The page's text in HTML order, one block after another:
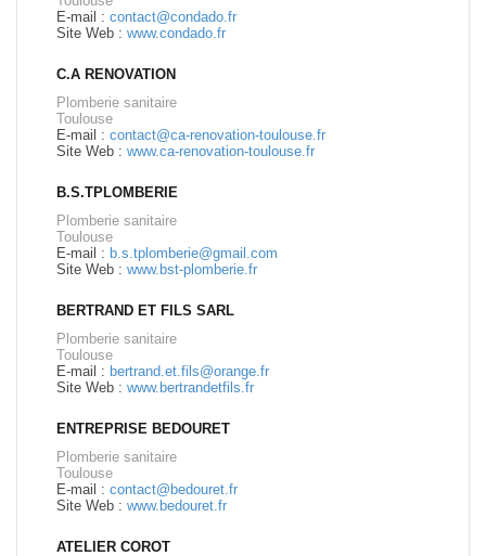
E-mail : contact@condado.fr
Site Web : www.condado.fr
C.A RENOVATION
Plomberie sanitaire
Toulouse
E-mail : contact@ca-renovation-toulouse.fr
Site Web : www.ca-renovation-toulouse.fr
B.S.TPLOMBERIE
Plomberie sanitaire
Toulouse
E-mail : b.s.tplomberie@gmail.com
Site Web : www.bst-plomberie.fr
BERTRAND ET FILS SARL
Plomberie sanitaire
Toulouse
E-mail : bertrand.et.fils@orange.fr
Site Web : www.bertrandetfils.fr
ENTREPRISE BEDOURET
Plomberie sanitaire
Toulouse
E-mail : contact@bedouret.fr
Site Web : www.bedouret.fr
ATELIER COROT